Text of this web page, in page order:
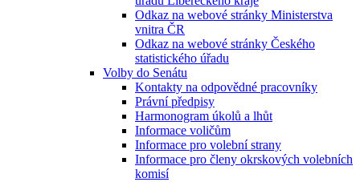
Odkaz na webové stránky Ministerstva
vnitra ČR
Odkaz na webové stránky Českého
statistického úřadu
Volby do Senátu
Kontakty na odpovědné pracovníky
Právní předpisy
Harmonogram úkolů a lhůt
Informace voličům
Informace pro volební strany
Informace pro členy okrskových volebních
komisí